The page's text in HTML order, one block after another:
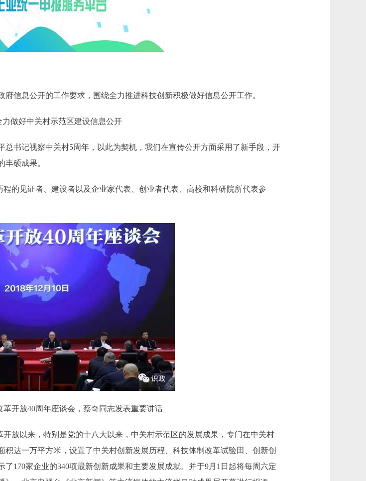
息公开的工作要求，围绕全力推进科技创新积极做好信息公开工作。
做好中关村示范区建设信息公开
书记视察中关村5周年，以此为契机，我们在宣传公开方面采用了新手段，开
硕成果。
见证者、建设者以及企业家代表、创业者代表、高校和科研院所代表参
革开放40周年座谈会，蔡奇同志发表重要讲话
以来，特别是党的十八大以来，中关村示范区的发展成果，专门在中关村
达一万平方米，设置了中关村创新发展历程、科技体制改革试验田、创新创
170家企业的340项最新创新成果和主要发展成就。并于9月1日起将每周六定